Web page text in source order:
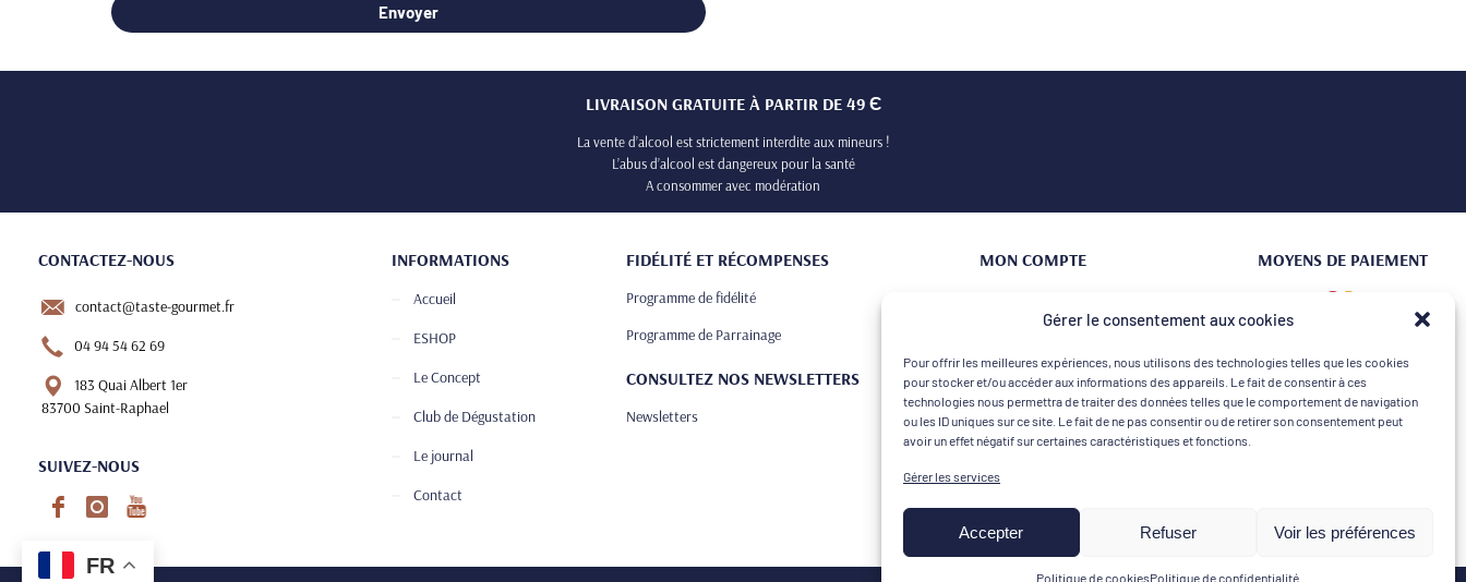
Gérer le consentement aux cookies
Pour offrir les meilleures expériences, nous utilisons des technologies telles que les cookies
pour stocker et/ou accéder aux informations des appareils. Le fait de consentir à ces
technologies nous permettra de traiter des données telles que le comportement de navigation
ou les ID uniques sur ce site. Le fait de ne pas consentir ou de retirer son consentement peut
avoir un effet négatif sur certaines caractéristiques et fonctions.
Gérer les services
Accepter Refuser Voir les préférences
Politique de cookiesPolitique de confidentialité
Envoyer
LIVRAISON GRATUITE À PARTIR DE 49 Є
La vente d’alcool est strictement interdite aux mineurs !
L’abus d’alcool est dangereux pour la santé
A consommer avec modération
CONTACTEZ-NOUS
contact@taste-gourmet.fr
04 94 54 62 69
183 Quai Albert 1er
83700 Saint-Raphael
SUIVEZ-NOUS
INFORMATIONS
Accueil
ESHOP
Le Concept
Club de Dégustation
Le journal
Contact
FIDÉLITÉ ET RÉCOMPENSES
Programme de fidélité
Programme de Parrainage
CONSULTEZ NOS NEWSLETTERS
Newsletters
MON COMPTE
Mon Panier
MOYENS DE PAIEMENT
FR